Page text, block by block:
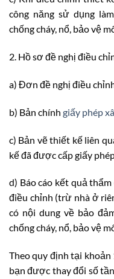
công năng sử dụng
chống cháy, nổ, bảo vệ
2. Hồ sơ đề nghị điều
a) Đơn đề nghị điều
b) Bản chính giấy phép
c) Bản vẽ thiết kế liên
kế đã được cấp giấy
d) Báo cáo kết quả
điều chỉnh (trừ nhà ở
có nội dung về bảo
chống cháy, nổ, bảo vệ
Theo quy định tại
bạn được thay đổi số